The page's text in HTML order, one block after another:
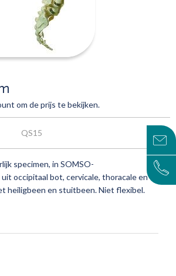
om de prijs te bekijken.
QS15
specimen, in SOMSO-
occipitaal bot, cervicale, thoracale en
heiligbeen en stuitbeen.Niet flexibel.